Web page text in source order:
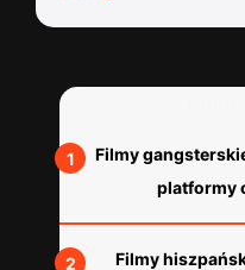
Filmy
platformy
Filmy